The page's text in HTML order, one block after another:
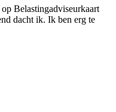
Belastingadviseurkaart
dacht ik. Ik ben erg te